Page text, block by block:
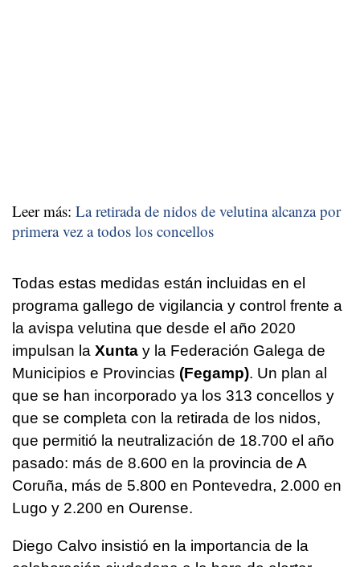
Leer más: La retirada de nidos de velutina alcanza por
primera vez a todos los concellos
Todas estas medidas están incluidas en el
programa gallego de vigilancia y control frente a
la avispa velutina que desde el año 2020
impulsan la Xunta y la Federación Galega de
Municipios e Provincias (Fegamp). Un plan al
que se han incorporado ya los 313 concellos y
que se completa con la retirada de los nidos,
que permitió la neutralización de 18.700 el año
pasado: más de 8.600 en la provincia de A
Coruña, más de 5.800 en Pontevedra, 2.000 en
Lugo y 2.200 en Ourense.
Diego Calvo insistió en la importancia de la